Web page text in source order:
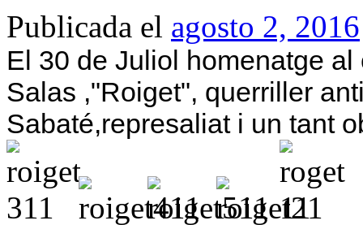
Publicada el agosto 2, 2016
El 30 de Juliol homenatge
Salas ,"Roiget", querriller
Sabaté,represaliat i un tant